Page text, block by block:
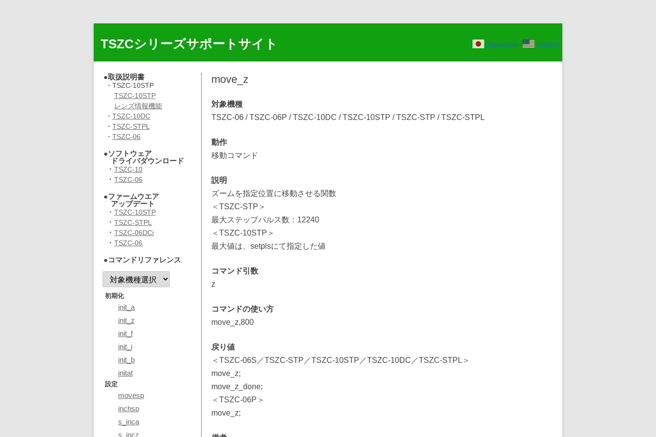
TSZCシリーズサポートサイト Japanese English
ス
キ
move_z
対象機種
TSZC-06/TSZC-06P /TSZC-10DC /TSZC-10STP /TSZC-STP /TSZC-STPL
動作
移動コマンド
説明
ズームを指定位置に移動させる関数
＜TSZC-STP＞
最大ステップパルス数：12240
＜TSZC-10STP＞
最大値は、setplsにて指定した値
コマンド引数
z
コマンドの使い方
move_z,800
戻り値
＜TSZC-06S／TSZC-STP／TSZC-10STP／TSZC-10DC／TSZC-STPL＞
move_z;
move_z_done;
＜TSZC-06P＞
move_z;
●取扱説明書
・TSZC-10STP
TSZC-10STP
レンズ情報機能
・ TSZC-10DC
・ TSZC-STPL
・ TSZC-06
●ソフトウェア
ドライバダウンロード
・ TSZC-10
・ TSZC-06
●ファームウエア
アップデート
・ TSZC-10STP
・ TSZC-STPL
・ TSZC-06DCi
・ TSZC-06
●コマンドリファレンス
初期化
init_a
init_z
init_f
init_i
init_b
initat
設定
movesp
inchsp
s_inca
s_incz